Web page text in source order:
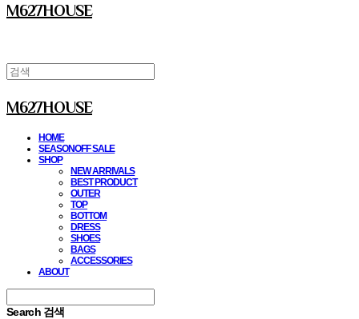
M627HOUSE
M627HOUSE
HOME
SEASONOFF SALE
SHOP
NEW ARRIVALS
BEST PRODUCT
OUTER
TOP
BOTTOM
DRESS
SHOES
BAGS
ACCESSORIES
ABOUT
Search 검색